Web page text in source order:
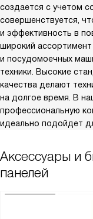
создается с учетом
совершенствуется,
и эффективность в
широкий
и посудомоечных
техники. Высокие
качества делают
на долгое время. В
профессиональную
идеально подойдет
Аксессуары и
панелей